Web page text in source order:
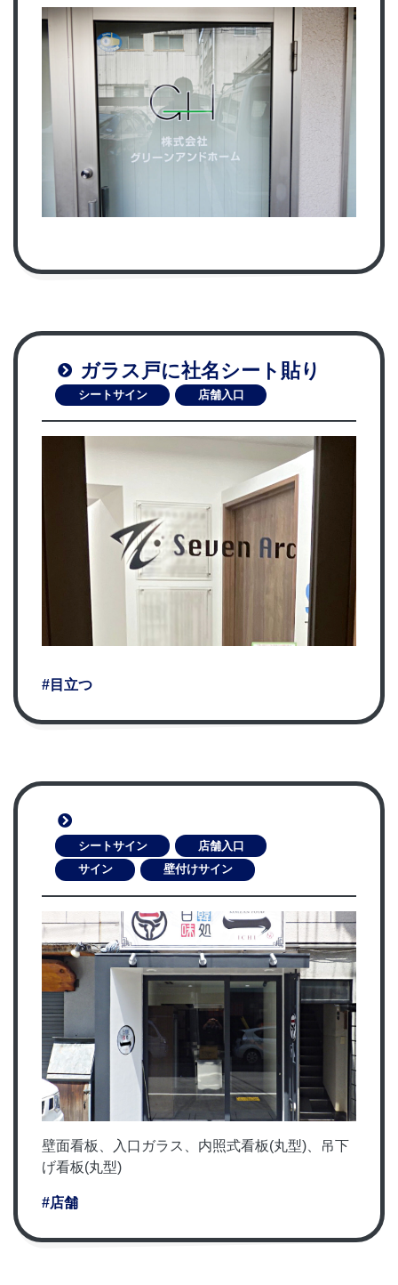
ガラス戸に社名シート貼り
シートサイン 店舗入口
#目立つ
シートサイン
店舗入口
サイン
壁付けサイン
壁面看板、入口ガラス、内照式看板(丸型)、吊下
げ看板(丸型)
#店舗